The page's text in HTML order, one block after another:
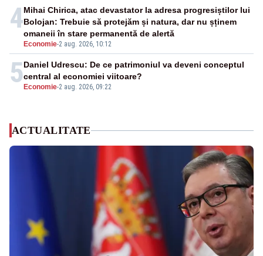
4
Economie-2 aug. 2026, 10:12
Mihai Chirica, atac devastator la adresa progresiștilor lui
Bolojan: Trebuie să protejăm și natura, dar nu șținem
omaneii în stare permanentă de alertă
5 Economie-2 aug. 2026, 09:22
Daniel Udrescu: De ce patrimoniul va deveni conceptul
central al economiei viitoare?
ACTUALITATE